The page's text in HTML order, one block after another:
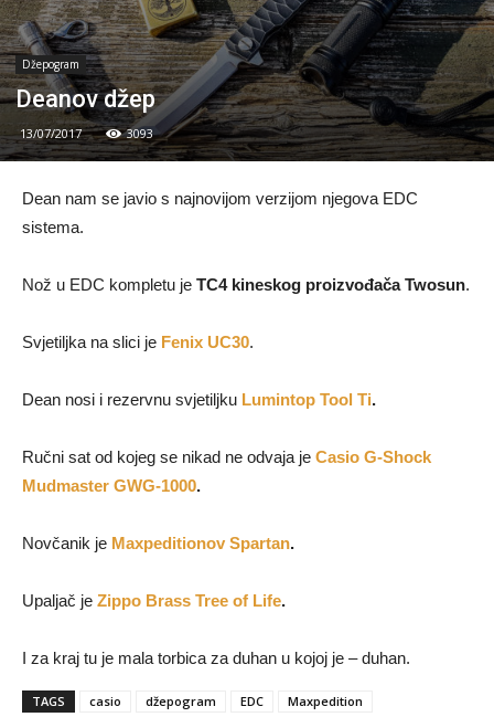
Džepogram
Deanov džep
13/07/2017 3093
Dean nam se javio s najnovijom verzijom njegova EDC
sistema.
Nož u EDC kompletu je TC4 kineskog proizvođača Twosun.
Svjetiljka na slici je Fenix UC30.
Dean nosi i rezervnu svjetiljku Lumintop Tool Ti.
Ručni sat od kojeg se nikad ne odvaja je Casio G-Shock
Mudmaster GWG-1000.
Novčanik je Maxpeditionov Spartan.
Upaljač je Zippo Brass Tree of Life.
I za kraj tu je mala torbica za duhan u kojoj je – duhan.
TAGS casio džepogram EDC Maxpedition